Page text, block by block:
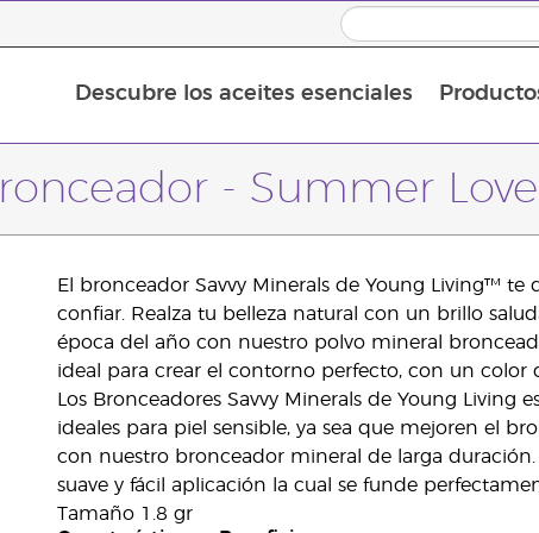
Descubre los aceites esenciales
- Summer
El bronceador Savvy Minerals de Young Living™
confiar. Realza tu belleza natural con un brillo
época del año con nuestro polvo mineral
ideal para crear el contorno perfecto, con un color
Los Bronceadores Savvy Minerals de Young
ideales para piel sensible, ya sea que mejoren el
con nuestro bronceador mineral de larga
suave y fácil aplicación la cual se funde
Tamaño 1.8 gr